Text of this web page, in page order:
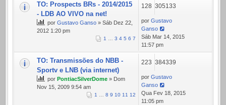
TO: Prospects BRs - 2014/2015
- LDB AO VIVO na net!
por Gustavo Ganso » Sáb Dez 22,
2012 1:20 pm
1 … 3 4 5 6 7
128 305133
por Gustavo
Ganso
Sáb Mar 14, 2015
11:57 pm
TO: Transmissões do NBB -
Sportv e LNB (via internet)
por PontiacSilverDome » Dom
Nov 15, 2009 9:54 am
1 … 8 9 10 11 12
223 384339
por Gustavo
Ganso
Qua Fev 18, 2015
11:05 pm